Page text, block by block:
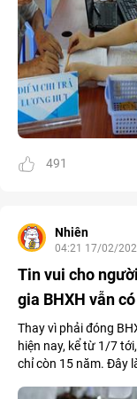
491
Nhiên
04:21 17/02/
Tin vui cho
gia BHXH vẫn
Thay vì phải đóng
hiện nay, kể từ 1/7
chỉ còn 15 năm. Đây